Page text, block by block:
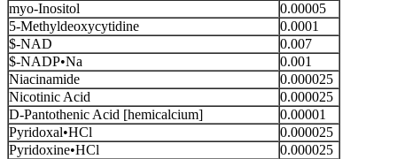
myo-Inositol
0.00005
5-Methyldeoxycytidine
0.0001
$-NAD
0.007
$-NADP•Na
0.001
Niacinamide
0.000025
Nicotinic Acid
0.000025
D-Pantothenic Acid [hemicalcium]
0.00001
Pyridoxal•HCl
0.000025
Pyridoxine•HCl
0.000025